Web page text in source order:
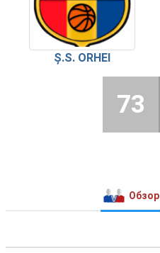
Ș.S. ORHEI
73
Обзор